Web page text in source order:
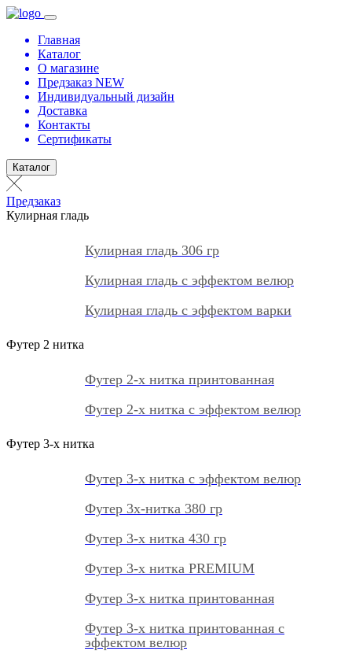
Главная
Каталог
О магазине
Предзаказ NEW
Индивидуальный дизайн
Доставка
Контакты
Сертификаты
Каталог
Предзаказ
Кулирная гладь
Кулирная гладь 306 гр
Кулирная гладь с эффектом велюр
Кулирная гладь с эффектом варки
Футер 2 нитка
Футер 2-х нитка принтованная
Футер 2-х нитка с эффектом велюр
Футер 3-х нитка
Футер 3-х нитка с эффектом велюр
Футер 3х-нитка 380 гр
Футер 3-х нитка 430 гр
Футер 3-х нитка PREMIUM
Футер 3-х нитка принтованная
Футер 3-х нитка принтованная с
эффектом велюр